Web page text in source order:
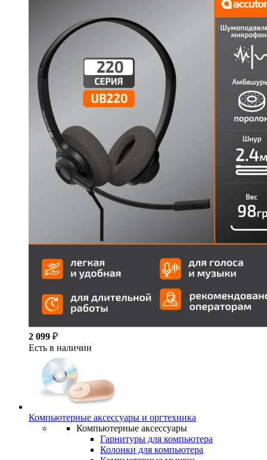
2 099 ₽
Есть в наличии
Компьютерные аксессуары и оргтехника
Компьютерные аксессуары
Гарнитуры для компьютера
Колонки для компьютера